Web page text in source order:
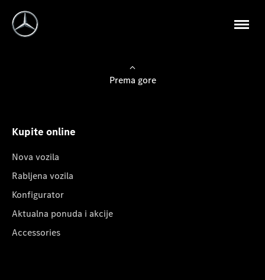
Prema gore
Kupite online
Nova vozila
Rabljena vozila
Konfigurator
Aktualna ponuda i akcije
Accessories